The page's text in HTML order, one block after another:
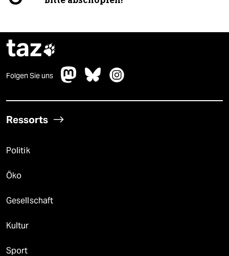
taz
Folgen Sie uns
Ressorts
Politik
Öko
Gesellschaft
Kultur
Sport